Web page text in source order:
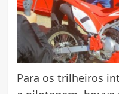
Para os trilheiros